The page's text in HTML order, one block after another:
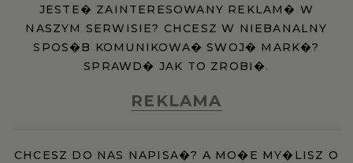
JESTE� ZAINTERESOWANY REKLAM� W
NASZYM SERWISIE? CHCESZ W NIEBANALNY
SPOS�B KOMUNIKOWA� SWOJ� MARK�?
SPRAWD� JAK TO ZROBI�.
REKLAMA
CHCESZ DO NAS NAPISA�? A MO�E MY�LISZ O